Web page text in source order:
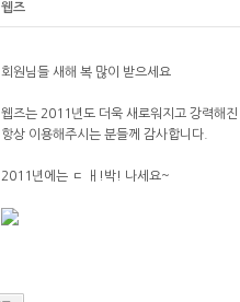
웹즈
회원님들 새해 복 많이 받으세요
웹즈는 2011년도 더욱 새로워지고 강력해
항상 이용해주시는 분들께 감사합니다.
2011년에는 ㄷ ㅐ!박! 나세요~